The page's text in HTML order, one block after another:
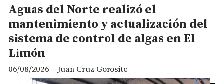
Aguas del Norte realizó el
mantenimiento y actualización del
sistema de control de algas en El
Limón
Juan Cruz Gorosito
06/08/2026